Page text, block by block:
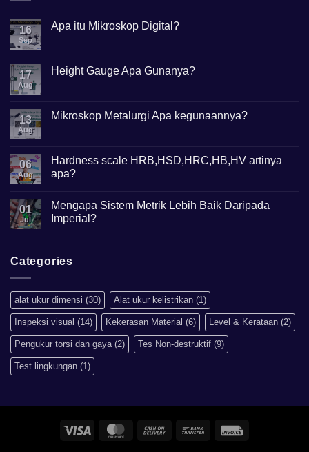
16
Sep
Apa itu Mikroskop Digital?
Apa
itu
17
Aug
Height Gauge Apa Gunanya?
Height
Gauge
13
Aug
Mikroskop Metalurgi Apa kegunaannya?
Mikroskop
Metalurgi
Apa
06
Aug
Hardness scale HRB,HSD,HRC,HB,HV artinya
apa?
on
Hardness
scale
01
Jul
Mengapa Sistem Metrik Lebih Baik Daripada
Imperial?
Mengapa
Baik
Daripada
Imperial?
Categories
alat ukur dimensi (30) Alat ukur kelistrikan (1)
Inspeksi visual (14) Kekerasan Material (6) Level & Kerataan (2)
Pengukur torsi dan gaya (2) Tes Non-destruktif (9)
Test lingkungan (1)
Visa MasterCardCash
Bank